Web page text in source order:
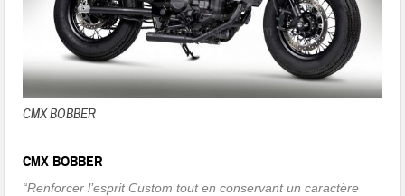
CMX BOBBER
CMX BOBBER
“Renforcer l’esprit Custom tout en conservant un caractère